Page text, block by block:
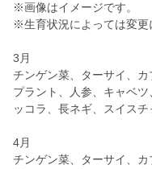
※画像はイメージです。
※生育状況によっては変更
3月
チンゲン菜、ターサイ、
プラント、人参、キャベ
ッコラ、長ネギ、スイスチ
4月
チンゲン菜、ターサイ、